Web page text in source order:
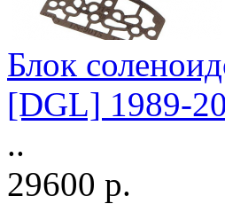
Блок
[DGL] 1989-
..
29600 р.